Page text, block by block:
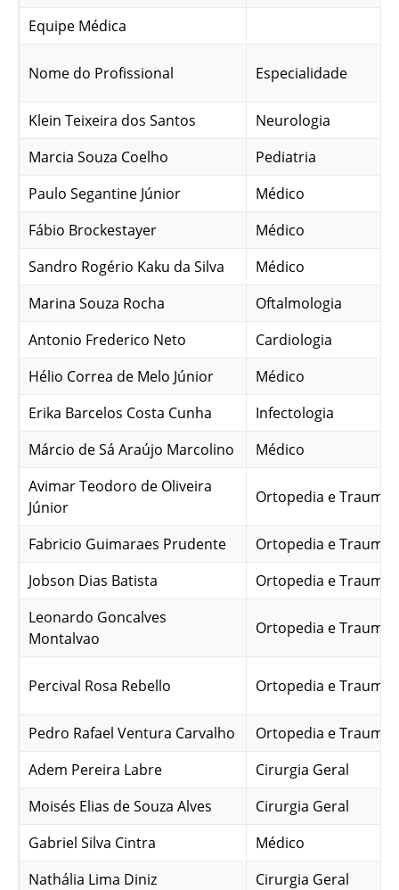
Equipe Médica
Nome do Profissional Especialidade
Klein Teixeira dos Santos
Neurologia
Marcia Souza Coelho
Pediatria
Paulo Segantine Júnior
Médico
Fábio Brockestayer
Médico
Sandro Rogério Kaku da Silva
Médico
Marina Souza Rocha
Oftalmologia
Antonio Frederico Neto
Cardiologia
Hélio Correa de Melo Júnior
Médico
Erika Barcelos Costa Cunha
Infectologia
Márcio de Sá Araújo Marcolino
Médico
Avimar Teodoro de Oliveira
Júnior
Ortopedia e
Fabricio Guimaraes Prudente
Ortopedia e
Jobson Dias Batista
Ortopedia e
Leonardo Goncalves
Montalvao
Ortopedia e
Percival Rosa Rebello Ortopedia e
Pedro Rafael Ventura Carvalho
Ortopedia e
Adem Pereira Labre
Cirurgia Geral
Moisés Elias de Souza Alves
Cirurgia Geral
Gabriel Silva Cintra
Médico
Nathália Lima Diniz
Cirurgia Geral